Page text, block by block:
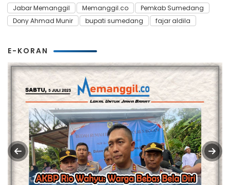
Jabar Memanggil Memanggil.co
Pemkab Sumedang
Dony Ahmad Munir
bupati sumedang fajar aldila
E-KORAN